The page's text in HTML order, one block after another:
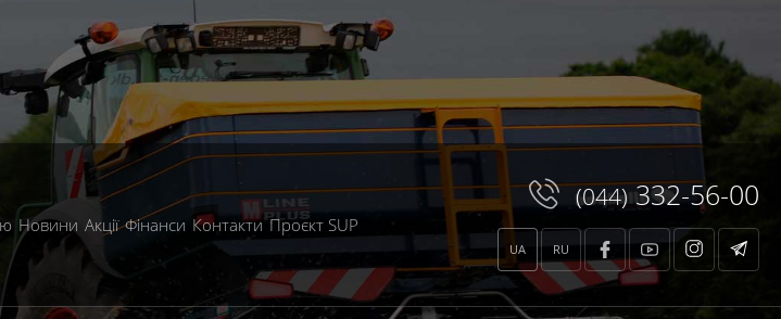
public_html/includes/classes/core.class.php
includes/modules/Template/xtemplate.class.phpon line664
includes/modules/Template/xtemplate.class.phpon line664
Новини Акції Фінанси Контакти Проєкт SUP
UA RU
(044)332-56-00